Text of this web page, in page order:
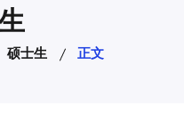
硕士生 正文